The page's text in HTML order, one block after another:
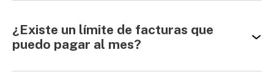
¿Existe un límite de facturas que
puedo pagar al mes?